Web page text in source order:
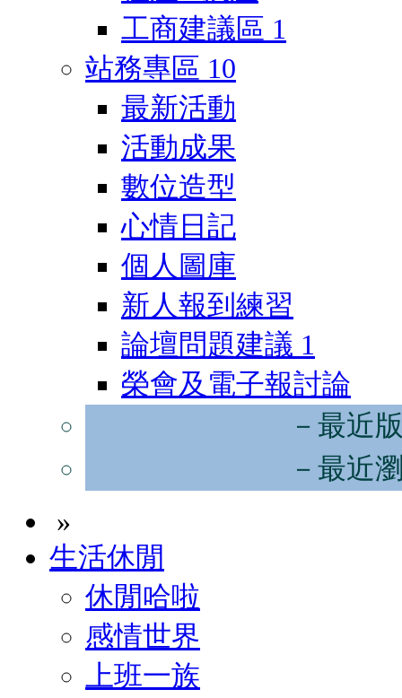
工商建議區 1
站務專區 10
最新活動
活動成果
數位造型
心情日記
個人圖庫
新人報到練習
論壇問題建議 1
榮會及電子報討論
－最近
－最近
»
生活休閒
休閒哈啦
感情世界
上班一族